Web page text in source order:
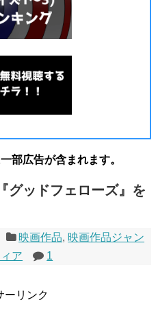
部広告が含まれます。
グッドフェローズ』を
映画作品, 映画作品ジャン
ア 1
ーリンク